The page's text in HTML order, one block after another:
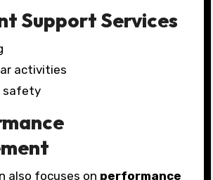
Support Services
activities
safety
also focuses on performance